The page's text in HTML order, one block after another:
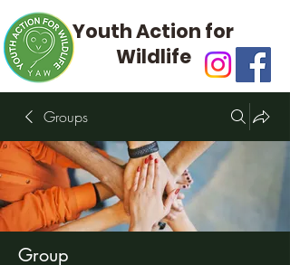
Youth Action for
Wildlife
Groups
Group